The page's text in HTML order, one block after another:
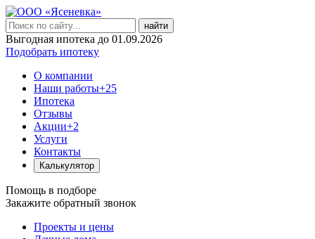
найти
Выгодная ипотека до 01.09.2026
Подобрать ипотеку
О компании
Наши работы+25
Ипотека
Отзывы
Акции+2
Услуги
Контакты
Калькулятор
Помощь в подборе
Закажите обратный звонок
Проекты и цены